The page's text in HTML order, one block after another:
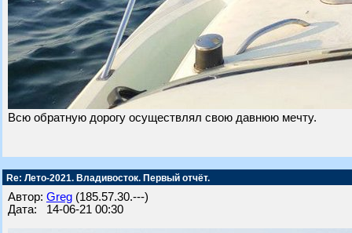
Всю обратную дорогу осуществлял свою давнюю мечту.
Re: Лето-2021. Владивосток. Первый отчёт.
Автор: Greg (185.57.30.---)
Дата: 14-06-21 00:30